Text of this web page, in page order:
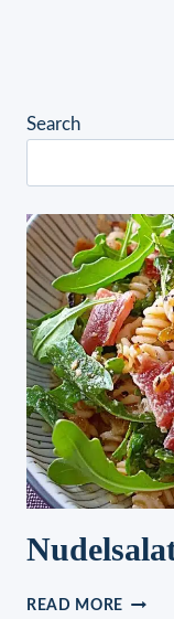
Search
READ MORE